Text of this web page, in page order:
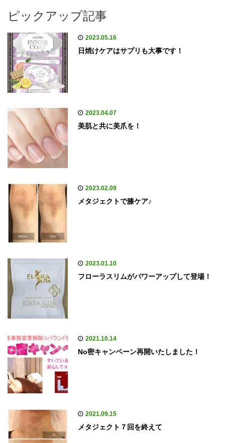
ピックアップ記事
2023.05.16
日焼けケアはサプリも大事です！
2023.04.07
美肌と共に美爪を！
2023.02.09
メタジェクトで膝ケア♪
2023.01.10
フローラスリムがパワーアップして登場！
2021.10.14
No密キャンペーン再開いたしました！
2021.09.15
メタジェクト７回を終えて